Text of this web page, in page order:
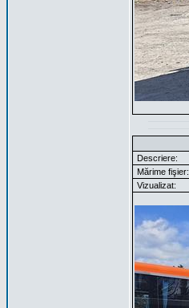
Descriere:
Mărime fişier:
Vizualizat: